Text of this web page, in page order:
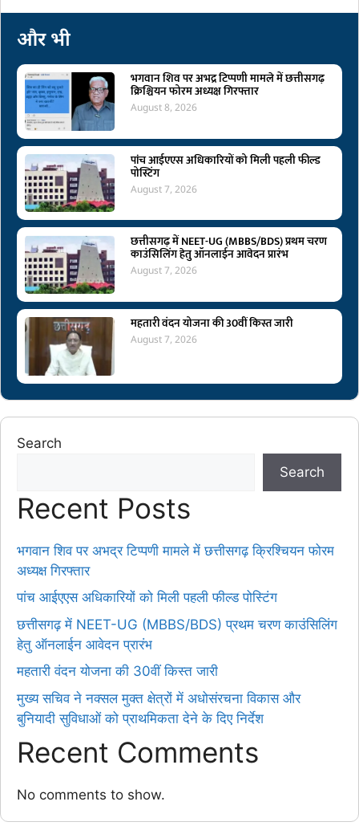
और भी
भगवान शिव पर अभद्र टिप्पणी मामले में छत्तीसगढ़
क्रिश्चियन फोरम अध्यक्ष गिरफ्तार
August 8, 2026
पांच आईएएस अधिकारियों को मिली पहली फील्ड
पोस्टिंग
August 7, 2026
छत्तीसगढ़ में NEET-UG (MBBS/BDS) प्रथम चरण
काउंसिलिंग हेतु ऑनलाईन आवेदन प्रारंभ
August 7, 2026
महतारी वंदन योजना की 30वीं किस्त जारी
August 7, 2026
Search
Search
Recent Posts
भगवान शिव पर अभद्र टिप्पणी मामले में छत्तीसगढ़ क्रिश्चियन फोरम
अध्यक्ष गिरफ्तार
पांच आईएएस अधिकारियों को मिली पहली फील्ड पोस्टिंग
छत्तीसगढ़ में NEET-UG (MBBS/BDS) प्रथम चरण काउंसिलिंग
हेतु ऑनलाईन आवेदन प्रारंभ
महतारी वंदन योजना की 30वीं किस्त जारी
मुख्य सचिव ने नक्सल मुक्त क्षेत्रों में अधोसंरचना विकास और
बुनियादी सुविधाओं को प्राथमिकता देने के दिए निर्देश
Recent Comments
No comments to show.